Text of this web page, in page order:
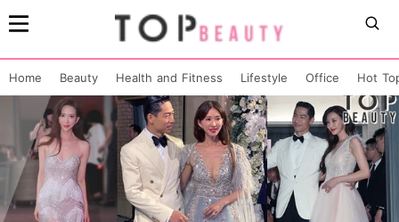
Home Beauty Health and Fitness Lifestyle Office Hot